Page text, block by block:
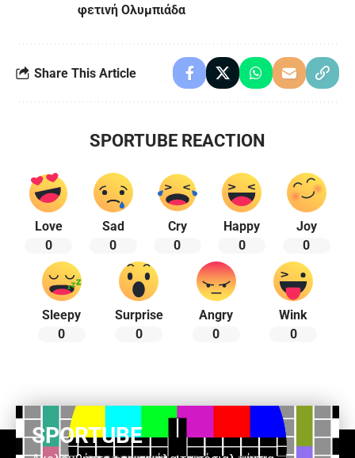
φετινή Ολυμπιάδα
Share This Article
SPORTUBE REACTION
Love
0
Sad
0
Cry
0
Happy
0
Joy
0
Sleepy
0
Surprise
0
Angry
0
Wink
0
SPORTUBE